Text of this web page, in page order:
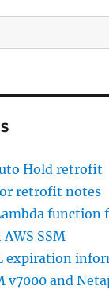
Hold retrofit
retrofit notes
function
SSM
expiration
v7000 and